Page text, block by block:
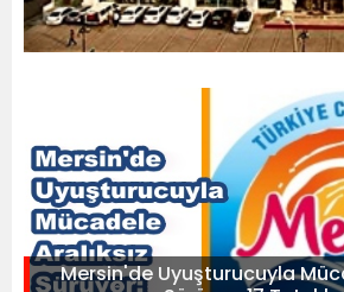
Mersin'de Uyuşturucuyla